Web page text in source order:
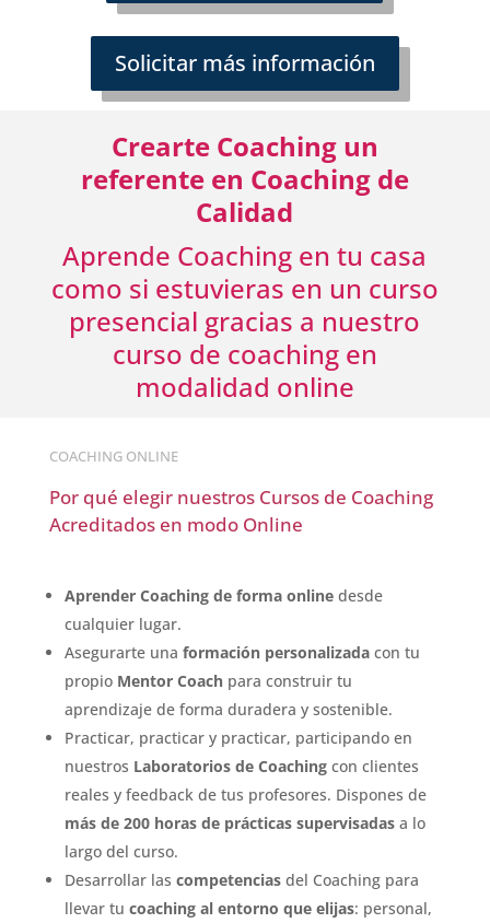
Solicitar más información
Crearte Coaching un
referente en Coaching de
Calidad
Aprende Coaching en tu casa
como si estuvieras en un curso
presencial gracias a nuestro
curso de coaching en
modalidad online
COACHING ONLINE
Por qué elegir nuestros Cursos de Coaching
Acreditados en modo Online
Aprender Coaching de forma onlinedesde
cualquier lugar.
Asegurarte una formación personalizadacon tu
propio Mentor Coachpara construir tu
aprendizaje de forma duradera y sostenible.
Practicar, practicar y practicar, participando en
nuestros Laboratorios de Coachingcon clientes
reales y feedback de tus profesores. Dispones de
más de 200 horas de prácticas supervisadas a lo
largo del curso.
Desarrollar las competencias del Coaching para
llevar tu coaching al entorno que elijas: personal,